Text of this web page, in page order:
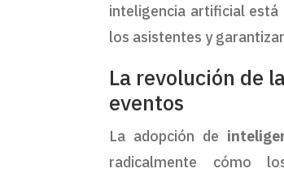
inteligencia artificial está
los asistentes y
La revolución de
eventos
La adopción de
radicalmente cómo